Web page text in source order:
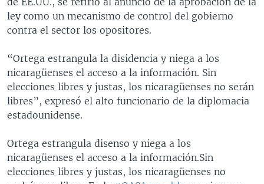
ley como un mecanismo de control del gobierno
contra el sector los opositores.
“Ortega estrangula la disidencia y niega a los
nicaragüenses el acceso a la información. Sin
elecciones libres y justas, los nicaragüenses no serán
libres”, expresó el alto funcionario de la diplomacia
estadounidense.
Ortega estrangula disenso y niega a los
nicaragüenses el acceso a la información.Sin
elecciones libres y justas, los nicaragüenses no